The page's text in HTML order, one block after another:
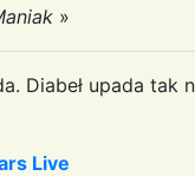
»
Diabeł upada
Live